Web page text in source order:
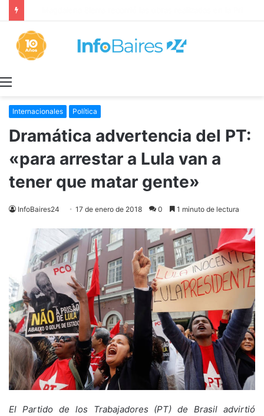
Internacionales Política
Dramática advertencia del PT:
«para arrestar a Lula van a
tener que matar gente»
InfoBaires24 17 de enero de 2018 0 1 minuto de lectura
El Partido de los Trabajadores (PT) de Brasil advirtió